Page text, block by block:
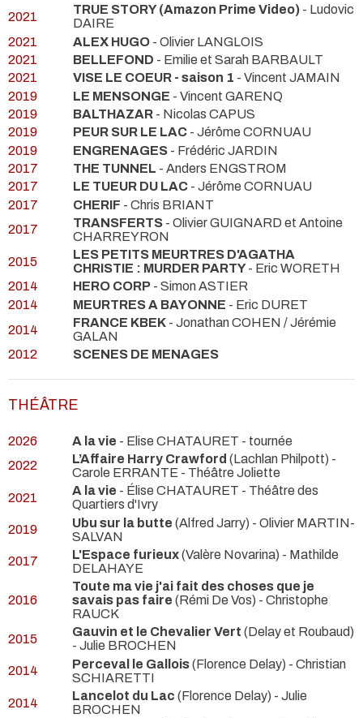
2021
TRUE STORY (Amazon Prime Video) - Ludovic
DAIRE
2021
ALEX HUGO - Olivier LANGLOIS
2021
BELLEFOND - Emilie et Sarah BARBAULT
2021
VISE LE COEUR - saison 1 - Vincent JAMAIN
2019
LE MENSONGE - Vincent GARENQ
2019
BALTHAZAR - Nicolas CAPUS
2019
PEUR SUR LE LAC - Jérôme CORNUAU
2019
ENGRENAGES - Frédéric JARDIN
2017
THE TUNNEL - Anders ENGSTROM
2017
LE TUEUR DU LAC - Jérôme CORNUAU
2017
CHERIF - Chris BRIANT
2017
TRANSFERTS - Olivier GUIGNARD et Antoine
CHARREYRON
2015
LES PETITS MEURTRES D'AGATHA
CHRISTIE : MURDER PARTY- Eric WORETH
2014
HERO CORP - Simon ASTIER
2014
MEURTRES A BAYONNE - Eric DURET
2014
FRANCE KBEK - Jonathan COHEN / Jérémie
GALAN
2012
SCENES DE MENAGES
THÉÂTRE
2026 A la vie - Elise CHATAURET - tournée
2022
L’Affaire Harry Crawford (Lachlan Philpott) -
Carole ERRANTE - Théâtre Joliette
2021
A la vie - Élise CHATAURET - Théâtre des
Quartiers d'Ivry
2019
Ubu sur la butte (Alfred Jarry) - Olivier MARTIN-
SALVAN
2017
L'Espace furieux(Valère Novarina) - Mathilde
DELAHAYE
2016
Toute ma vie j'ai fait des choses que je
savais pas faire (Rémi De Vos) - Christophe
RAUCK
2015
Gauvin et le Chevalier Vert (Delay et Roubaud)
- Julie BROCHEN
2014
Perceval le Gallois(Florence Delay) - Christian
SCHIARETTI
2014
Lancelot du Lac (Florence Delay) - Julie
BROCHEN